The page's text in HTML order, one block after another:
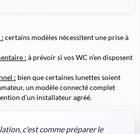
certains modèles nécessitent une prise à
: à prévoir si vos WC n'en disposent
: bien que certaines lunettes soient
un modèle connecté complet
d'un installateur agréé.
c'est comme préparer le